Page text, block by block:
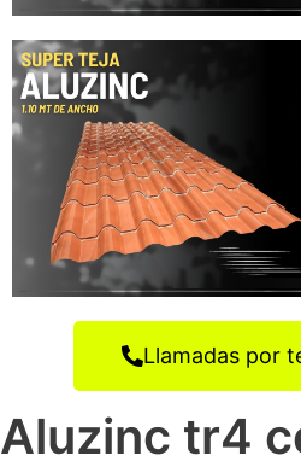
Llamadas por
Aluzinc tr4